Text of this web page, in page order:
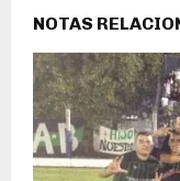
NOTAS